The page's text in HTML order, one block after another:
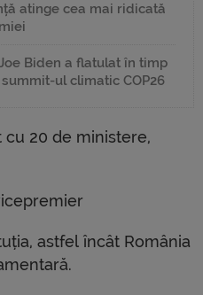
atinge cea mai ridicată
Biden a flatulat în timp
ul climatic COP26
20 de ministere,
astfel încât România